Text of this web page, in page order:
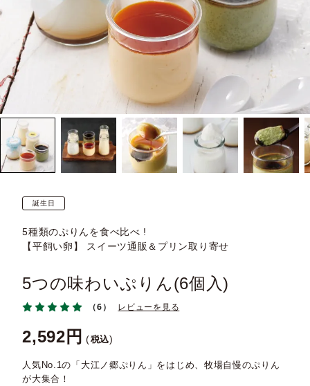
誕生日
5種類のぷりんを食べ比べ !
【平飼い卵】 スイーツ通販＆プリン取り寄せ
5つの味わいぷりん(6個入)
（6） レビューを見る
2,592 税込
人気No.1の「大江ノ郷ぷりん」をはじめ、牧場自慢のぷりん
が大集合！